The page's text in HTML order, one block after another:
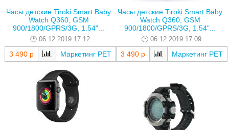
Часы детские Tiroki Smart Baby
Watch Q360, GSM
900/1800/GPRS/3G, 1.54"...
06.12.2019 17:12
3 490 р Маркетинг РЕТ
Часы детские Tiroki Smart Baby
Watch Q360, GSM
900/1800/GPRS/3G, 1.54"...
06.12.2019 17:09
3 490 р Маркетинг РЕТ